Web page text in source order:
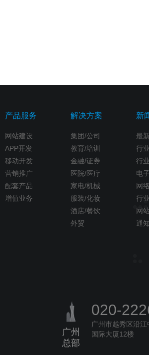
产品服务
网站建设
APP开发
移动开发
营销推广
配套产品
增值业务
解决方案
集团/公司
教育/培训
金融/证券
医院/医疗
家电/机械
服装/化妆
酒店/餐饮
外贸
新
最
行
行
电
网
行
网
通
广州
总部
020-
广州市越秀区沿
国际大厦12楼